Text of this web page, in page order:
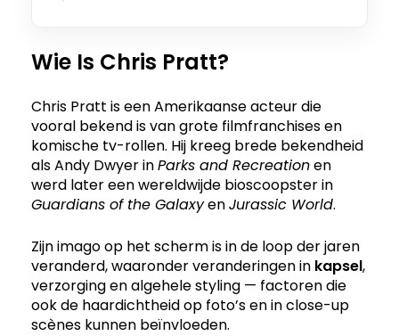
Wie Is Chris Pratt?
Chris Pratt is een Amerikaanse acteur die
vooral bekend is van grote filmfranchises en
komische tv-rollen. Hij kreeg brede bekendheid
als Andy Dwyer inParks and Recreationen
werd later een wereldwijde bioscoopster in
Guardians of the GalaxyenJurassic World.
Zijn imago op het scherm is in de loop der jaren
veranderd, waaronder veranderingen in kapsel,
verzorging en algehele styling — factoren die
ook de haardichtheid op foto’s en in close-up
scènes kunnen beïnvloeden.